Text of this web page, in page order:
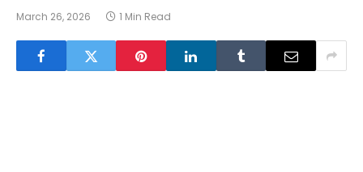
March 26, 2026 1 Min Read